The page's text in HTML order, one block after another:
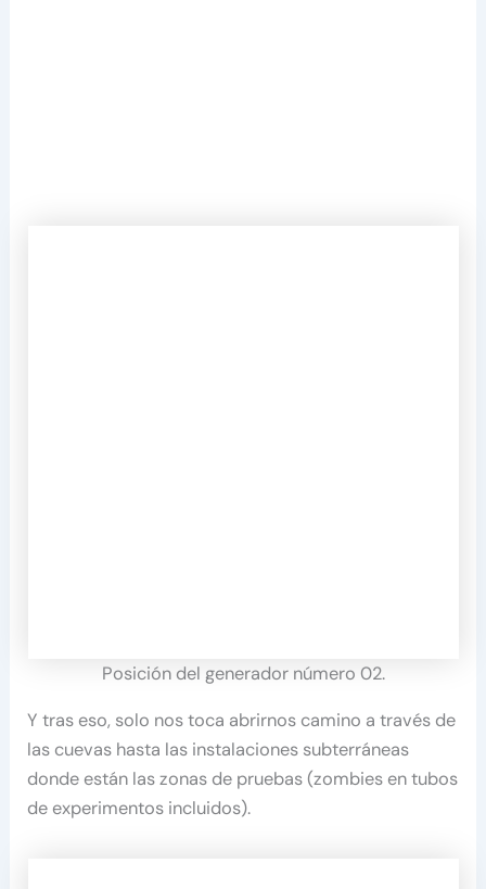
Posición del generador número 02.
Y tras eso, solo nos toca abrirnos camino a través de
las cuevas hasta las instalaciones subterráneas
donde están las zonas de pruebas (zombies en tubos
de experimentos incluidos).